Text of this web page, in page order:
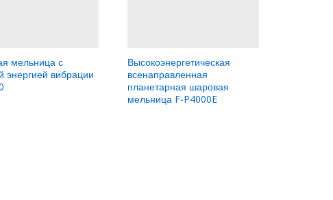
мельница с
энергией вибрации
Высокоэнергетическая
всенаправленная
планетарная шаровая
мельница F-P4000E